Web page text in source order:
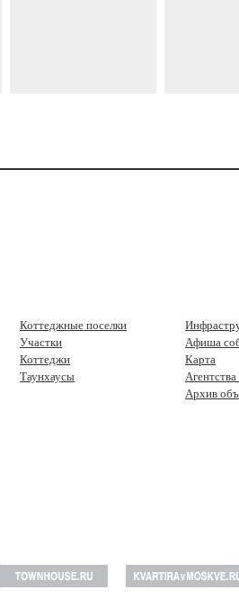
Коттеджные поселки
Участки
Коттеджи
Таунхаусы
Афиша
Карта
Архив